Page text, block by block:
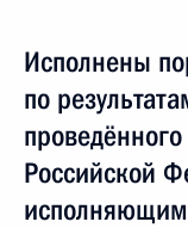
Исполнены
по
Российской
исполняющим